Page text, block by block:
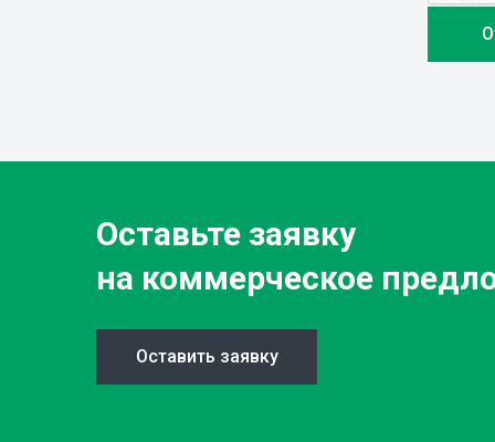
Оставьте заявку
на коммерческое
Оставить заявку